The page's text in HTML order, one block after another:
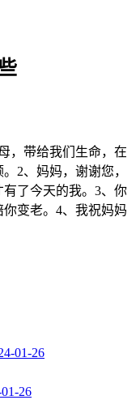
带给我们生命，在
2、妈妈，谢谢您，
了今天的我。3、你
变老。4、我祝妈妈
01-26
26